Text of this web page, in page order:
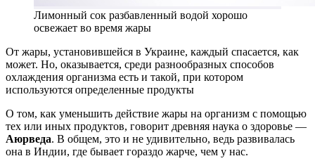
Лимонный сок разбавленный водой хорошо
освежает во время жары
От жары, установившейся в Украине, каждый спасается, как
может. Но, оказывается, среди разнообразных способов
охлаждения организма есть и такой, при котором
используются определенные продукты
О том, как уменьшить действие жары на организм с помощью
тех или иных продуктов, говорит древняя наука о здоровье —
Аюрведа. В общем, это и не удивительно, ведь развивалась
она в Индии, где бывает гораздо жарче, чем у нас.